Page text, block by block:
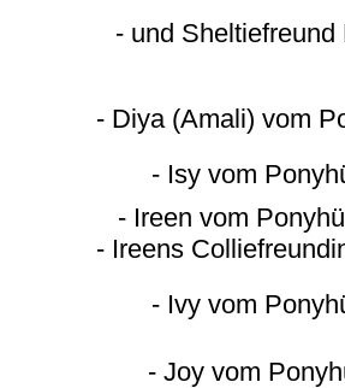
- und Sheltiefreund
- Diya (Amali) vom
- Isy vom
- Ireen vom
- Ireens
- Ivy vom
- Joy vom